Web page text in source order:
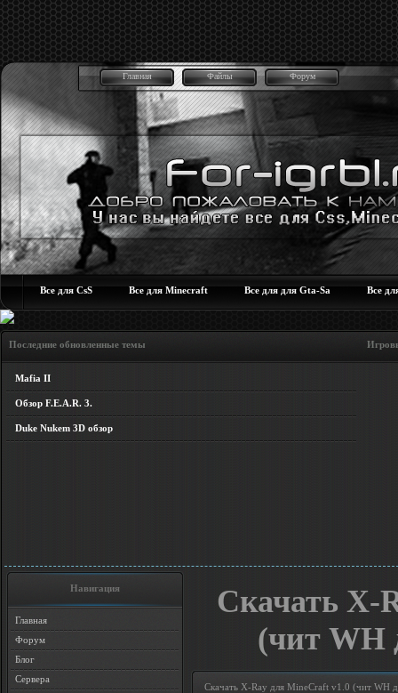
Главная Файлы Форум
Все для CsS Все для Minecraft Все для для Gta-Sa Все
Последние обновленные темы Игровые
Mafia II
Обзор F.E.A.R. 3.
Duke Nukem 3D обзор
Навигация
Главная
Форум
Блог
Сервера
Скачать X-
(чит WH
Скачать X-Ray для MineCraft v1.0 (чит WH